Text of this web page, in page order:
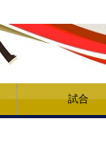
試合